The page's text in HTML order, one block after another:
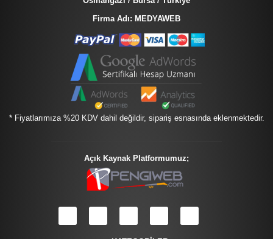
Firma Adı: MEDYAWEB
* Fiyatlarımıza %20 KDV dahil değildir, sipariş esnasında eklenmektedir.
Açık Kaynak Platformumuz;